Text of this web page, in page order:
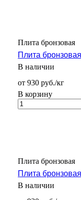
Плита бронзовая
Плита
В наличии
от 930 руб./кг
В корзину
Плита бронзовая
Плита
В наличии